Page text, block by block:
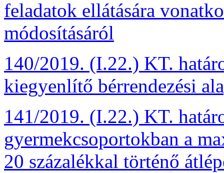
feladatok ellátására
módosításáról
140/2019. (I.22.) KT.
kiegyenlítő bérrendezési
141/2019. (I.22.) KT.
gyermekcsoportokban a
20 százalékkal történő